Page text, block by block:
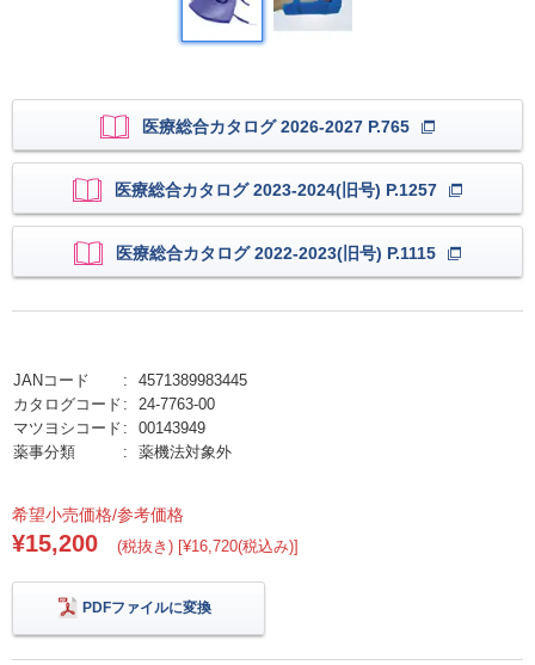
医療総合カタログ 2026-2027 P.765
医療総合カタログ 2023-2024(旧号) P.1257
医療総合カタログ 2022-2023(旧号) P.1115
JANコード
4571389983445
カタログコード
24-7763-00
マツヨシコード
00143949
薬事分類
薬機法対象外
希望小売価格/参考価格
¥15,200 (税抜き) [¥16,720(税込み)]
PDFファイルに変換